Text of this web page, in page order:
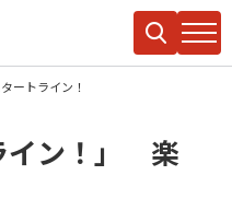
ートライン！
イン！」 楽